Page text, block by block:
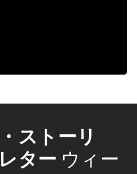
ストーリ
ター ウィー